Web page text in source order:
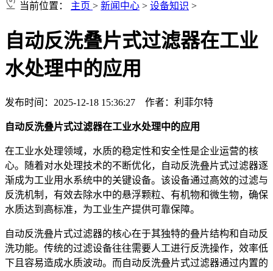
当前位置： 主页 > 新闻中心 > 设备知识 >
自动反洗叠片式过滤器在工业
水处理中的应用
发布时间：2025-12-18 15:36:27 作者：利菲尔特
自动反洗叠片式过滤器在工业水处理中的应用
在工业水处理领域，水质的稳定性和安全性是企业运营的核
心。随着对水处理技术的不断优化，自动反洗叠片式过滤器逐
渐成为工业用水系统中的关键设备。该设备通过高效的过滤与
反洗机制，有效去除水中的悬浮颗粒、有机物和微生物，确保
水质达到高标准，为工业生产提供可靠保障。
自动反洗叠片式过滤器的核心在于其独特的叠片结构和自动反
洗功能。传统的过滤设备往往需要人工进行反洗操作，效率低
下且容易造成水质波动。而自动反洗叠片式过滤器通过内置的